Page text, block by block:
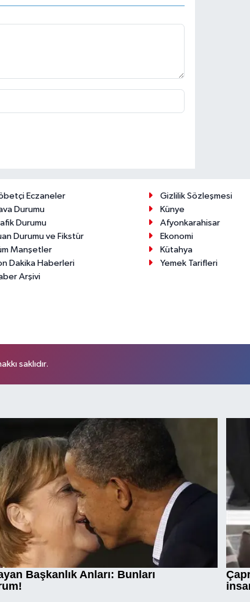
Eczaneler
Durumu
Durumu
Durumu ve Fikstür
Manşetler
Dakika Haberleri
Arşivi
Gizlilik Sözleşmesi
Künye
Afyonkarahisar
Ekonomi
Kütahya
Yemek Tarifleri
saklıdır.